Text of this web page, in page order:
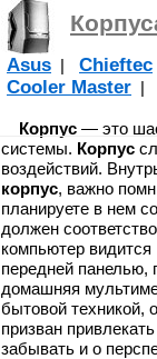
Asus | Chieftec
Cooler Master |
Корпус — это
системы. Корпус
воздействий.
корпус, важно
планируете в нем
должен
компьютер
передней панелью,
домашняя
бытовой техникой,
призван
забывать и о